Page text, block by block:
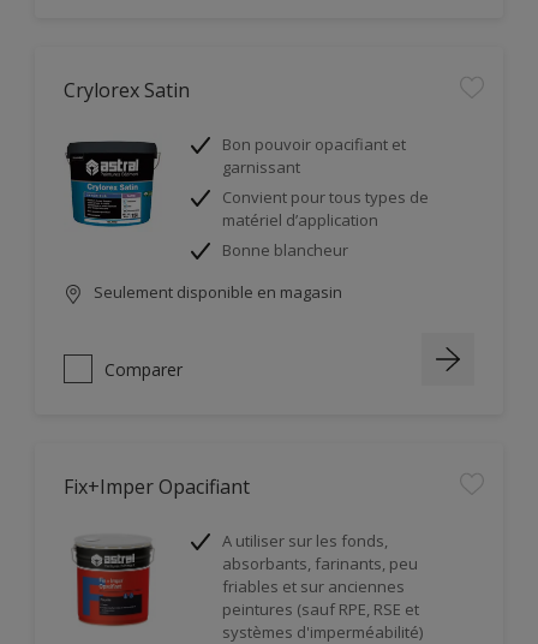
Crylorex Satin
Bon pouvoir opacifiant et
garnissant
Convient pour tous types de
matériel d’application
Bonne blancheur
Seulement disponible en magasin
Comparer
Fix+Imper Opacifiant
A utiliser sur les fonds,
absorbants, farinants, peu
friables et sur anciennes
peintures (sauf RPE, RSE et
systèmes d'imperméabilité)